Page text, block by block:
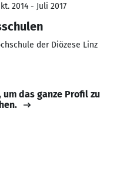
2014 - Juli 2017
der Diözese Linz
um das ganze Profil zu